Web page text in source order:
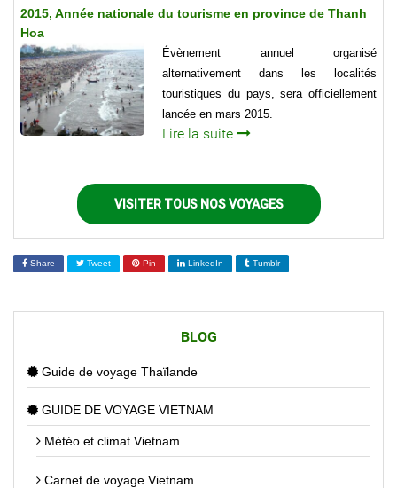
2015, Année nationale du tourisme en province de Thanh
Hoa
Évènement annuel organisé
alternativement dans les localités
touristiques du pays, sera officiellement
lancée en mars 2015.
Lire la suite
VISITER TOUS NOS VOYAGES
Share Tweet Pin LinkedIn Tumblr
BLOG
Guide de voyage Thaïlande
GUIDE DE VOYAGE VIETNAM
Météo et climat Vietnam
Carnet de voyage Vietnam